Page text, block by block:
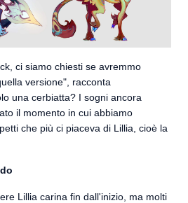
ci siamo chiesti se avremmo
versione", racconta
una cerbiatta? I sogni ancora
il momento in cui abbiamo
che più ci piaceva di Lillia, cioè la
Lillia carina fin dall'inizio, ma molti